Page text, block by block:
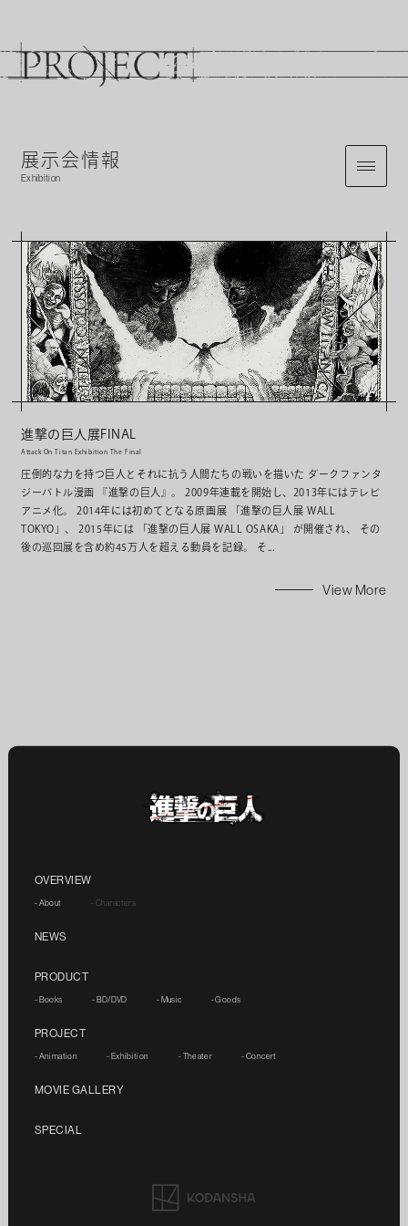
展示会情報
Exhibition
進撃の巨人展FINAL
Attack On Titan Exhibition The Final
圧倒的な力を持つ巨人とそれに抗う人間たちの戦いを描いた ダークファンタ
ジーバトル漫画 『進撃の巨人』。 2009年連載を開始し、2013年にはテレビ
アニメ化。 2014年には初めてとなる原画展 「進撃の巨人展 WALL
TOKYO」、 2015年には 「進撃の巨人展 WALL OSAKA」 が開催され、 その
後の巡回展を含め約45万人を超える動員を記録。 そ...
View More
OVERVIEW
- About - Characters
NEWS
PRODUCT
- Books - BD/DVD - Music - Goods
PROJECT
- Animation - Exhibition - Theater - Concert
MOVIE GALLERY
SPECIAL